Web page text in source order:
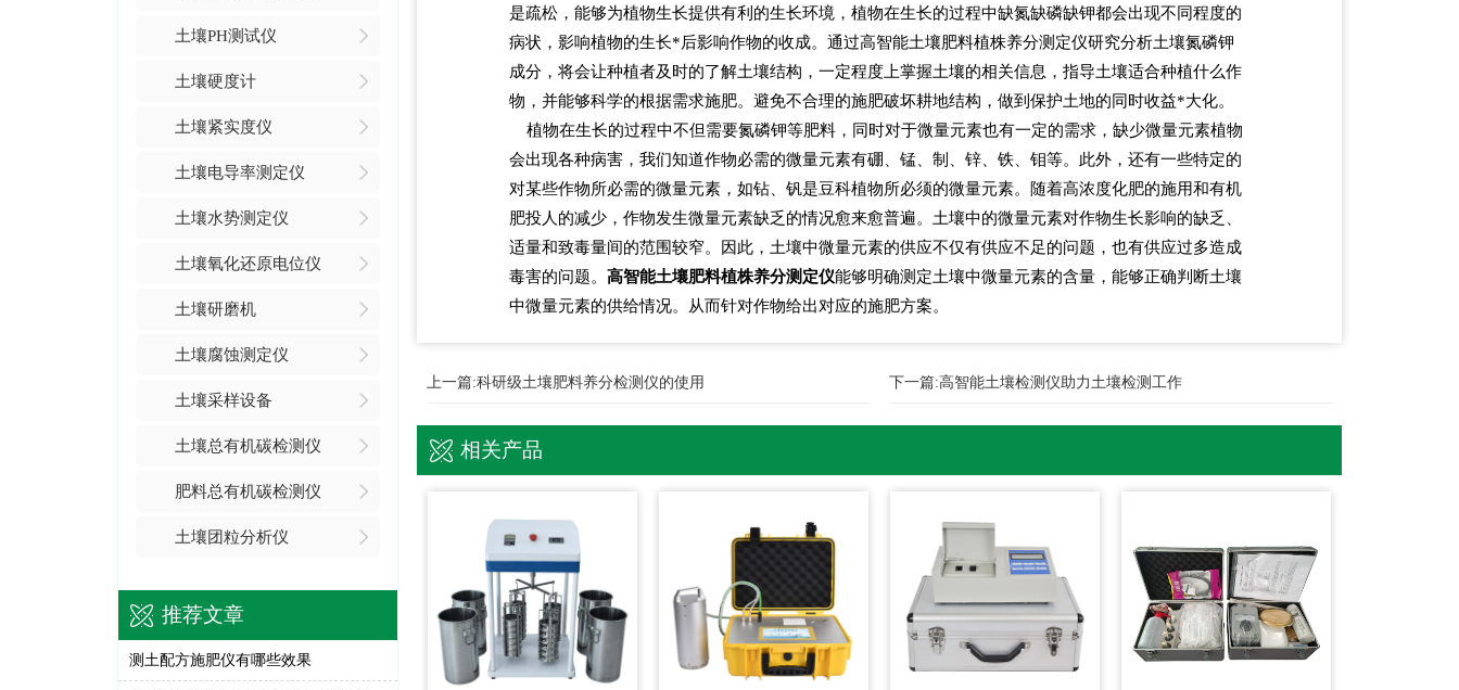
土壤PH测试仪
土壤硬度计
土壤紧实度仪
土壤电导率测定仪
土壤水势测定仪
土壤氧化还原电位仪
土壤研磨机
土壤腐蚀测定仪
土壤采样设备
土壤总有机碳检测仪
肥料总有机碳检测仪
土壤团粒分析仪
推荐文章
测土配方施肥仪有哪些效果
是疏松，能够为植物生长提供有利的生长环境，植物在生长的过程中缺氮缺磷缺钾都会出现不同程度的
病状，影响植物的生长*后影响作物的收成。通过高智能土壤肥料植株养分测定仪研究分析土壤氮磷钾
成分，将会让种植者及时的了解土壤结构，一定程度上掌握土壤的相关信息，指导土壤适合种植什么作
物，并能够科学的根据需求施肥。避免不合理的施肥破坏耕地结构，做到保护土地的同时收益*大化。
植物在生长的过程中不但需要氮磷钾等肥料，同时对于微量元素也有一定的需求，缺少微量元素植物
会出现各种病害，我们知道作物必需的微量元素有硼、锰、制、锌、铁、钼等。此外，还有一些特定的
对某些作物所必需的微量元素，如钻、钒是豆科植物所必须的微量元素。随着高浓度化肥的施用和有机
肥投人的减少，作物发生微量元素缺乏的情况愈来愈普遍。土壤中的微量元素对作物生长影响的缺乏、
适量和致毒量间的范围较窄。因此，土壤中微量元素的供应不仅有供应不足的问题，也有供应过多造成
毒害的问题。高智能土壤肥料植株养分测定仪能够明确测定土壤中微量元素的含量，能够正确判断土壤
中微量元素的供给情况。从而针对作物给出对应的施肥方案。
上一篇:科研级土壤肥料养分检测仪的使用 下一篇:高智能土壤检测仪助力土壤检测工作
相关产品